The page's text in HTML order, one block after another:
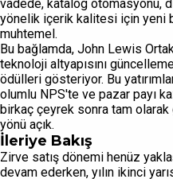
vadede, katalog otomasyonu,
yönelik içerik kalitesi için yeni
muhtemel.
Bu bağlamda, John Lewis
teknoloji altyapısını
ödülleri gösteriyor. Bu
olumlu NPS'te ve pazar payı
birkaç çeyrek sonra tam
yönü açık.
İleriye Bakış
Zirve satış dönemi henüz
devam ederken, yılın ikinci